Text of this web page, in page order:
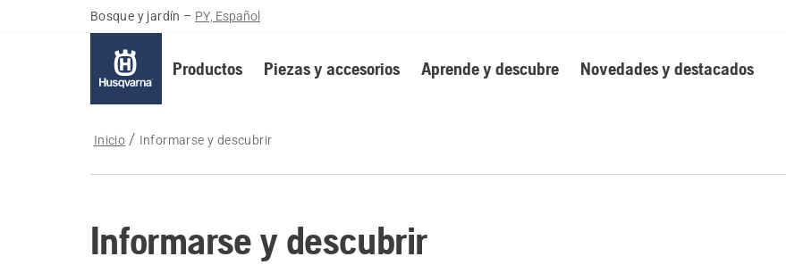
Bosque y jardín – PY, Español
Productos Piezas y accesorios Aprende y descubre Novedades y destacados
Inicio Informarse y descubrir
Informarse y descubrir